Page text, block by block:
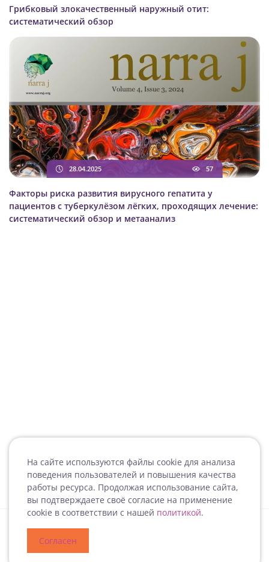
На сайте используются файлы cookie для анализа
поведения пользователей и повышения качества
работы ресурса. Продолжая использование сайта,
вы подтверждаете своё согласие на применение
cookie в соответствии с нашей политикой.
Согласен
Грибковый злокачественный наружный отит:
cистематический обзор
28.04.2025 57
Факторы риска развития вирусного гепатита у
пациентов с туберкулёзом лёгких, проходящих лечение:
систематический обзор и метаанализ